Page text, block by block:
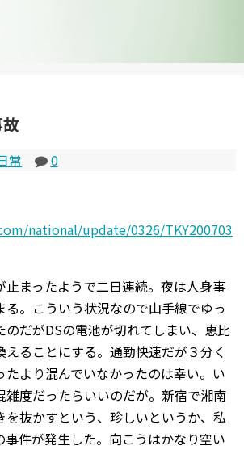
常
0
national/update/0326/TKY200703
止まったようで二日連続。夜は人身事
。こういう状況なので山手線でゆっ
のだがDSの電池が切れてしまい、恵比
ることにする。通勤快速だが３分く
たより混んでいなかったのは幸い。い
雑度だったらいいのだが。新宿で湘南
を抜かすという、珍しいというか、私
事件が発生した。向こうはかなり空い